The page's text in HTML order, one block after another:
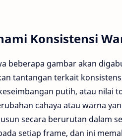
Konsistensi
beberapa gambar akan
tantangan terkait
putih, atau nilai
cahaya atau warna
secara berurutan dalam
setiap frame, dan ini